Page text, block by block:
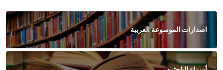
اصدارات الموسوعة العربية